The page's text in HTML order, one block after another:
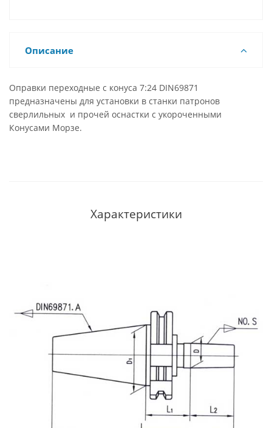
Описание
Оправки переходные с конуса 7:24 DIN69871
предназначены для установки в станки патронов
сверлильных и прочей оснастки с укороченными
Конусами Морзе.
Характеристики